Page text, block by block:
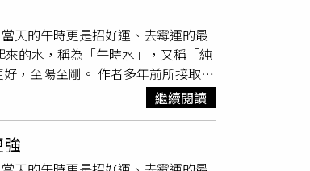
同樣也伴隨刺激。彈殼在搶位賽主
最終彈殼以《colt.45（烈駒45
白」，彈殼則回應「花的使命就是
值理解還不夠。」他坦言，自己
刻反省，也必須重新學習的地
人財力引起討論。（圖／翻攝自蔡
有7間房產、副業營收9位數，蔡阿
業額確實有達到上億。近日台股創
就是390萬元也引發話題。過去就
個人吸血吸好幾年，少了上千萬
級YT都是上億吧」、「台灣前
天的午時更是招好運、去霉運的最
的水，稱為「午時水」，又稱「純
，至陽至剛。 作者多年前所接取的
苔。命理老師或法師畫符咒
法：1.讓陽光照進屋建議大家不妨
內，使陽光的陽氣，去除家裡的霉
當天中午11點至13點在湧泉、瀑
繼續閱讀